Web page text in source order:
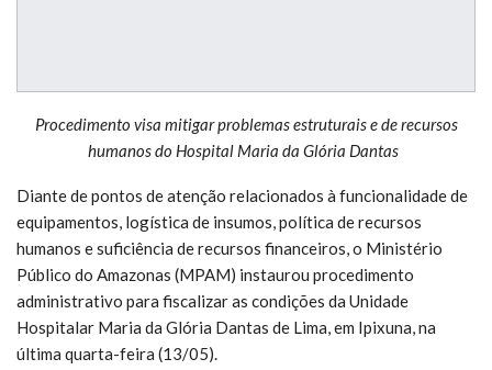
Procedimento visa mitigar problemas estruturais e de recursos
humanos do Hospital Maria da Glória Dantas
Diante de pontos de atenção relacionados à funcionalidade de
equipamentos, logística de insumos, política de recursos
humanos e suficiência de recursos financeiros, o Ministério
Público do Amazonas (MPAM) instaurou procedimento
administrativo para fiscalizar as condições da Unidade
Hospitalar Maria da Glória Dantas de Lima, em Ipixuna, na
última quarta-feira (13/05).